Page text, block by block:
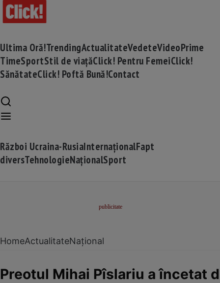
Ultima Oră!TrendingActualitateVedeteVideoPrime
TimeSportStil de viațăClick! Pentru FemeiClick!
SănătateClick! Poftă Bună!Contact
Război Ucraina-RusiaInternaționalFapt
diversTehnologieNaționalSport
HomeActualitateNațional
Preotul Mihai Pîslariu a încetat